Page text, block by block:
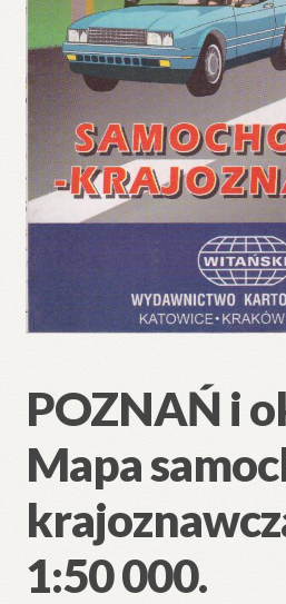
POZNAŃ i
Mapa
1:50 000.